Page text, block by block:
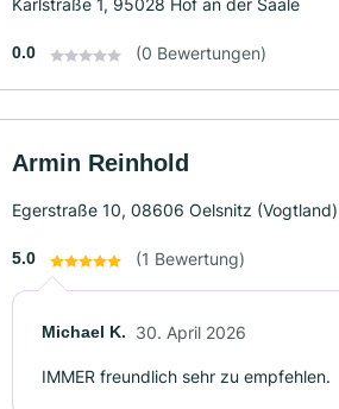
Karlstraße 1, 95028 Hof an der Saale
0.0 (0 Bewertungen)
Armin Reinhold
Egerstraße 10, 08606 Oelsnitz (Vogtland)
5.0 (1 Bewertung)
Michael K. 30. April 2026
IMMER freundlich sehr zu empfehlen.